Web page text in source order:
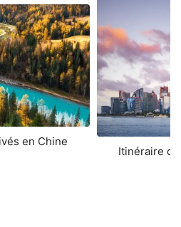
en Chine
Itinéraire